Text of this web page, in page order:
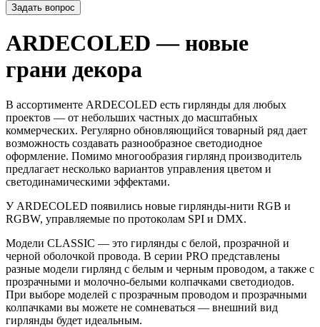
Задать вопрос
ARDECOLED — новые
грани декора
В ассортименте ARDECOLED есть гирлянды для любых
проектов — от небольших частных до масштабных
коммерческих. Регулярно обновляющийся товарный ряд дает
возможность создавать разнообразное светодиодное
оформление. Помимо многообразия гирлянд производитель
предлагает несколько вариантов управления цветом и
светодинамическими эффектами.
У ARDECOLED появились новые гирлянды-нити RGB и
RGBW, управляемые по протоколам SPI и DMX.
Модели CLASSIC — это гирлянды с белой, прозрачной и
черной оболочкой провода. В серии PRO представлены
разные модели гирлянд с белым и черным проводом, а также с
прозрачными и молочно-белыми колпачками светодиодов.
При выборе моделей с прозрачным проводом и прозрачными
колпачками вы можете не сомневаться — внешний вид
гирлянды будет идеальным.